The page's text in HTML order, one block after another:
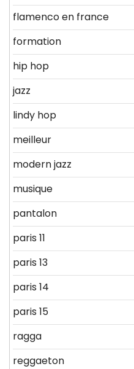
flamenco en france
formation
hip hop
jazz
lindy hop
meilleur
modern jazz
musique
pantalon
paris 11
paris 13
paris 14
paris 15
ragga
reggaeton